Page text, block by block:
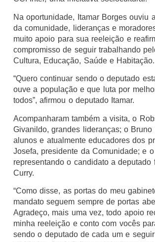
Na oportunidade, Itamar Borges ouviu
da comunidade, lideranças e
muito apoio para sua reeleição e
compromisso de seguir trabalhando
Cultura, Educação, Saúde e Habitação.
“Quero continuar sendo o deputado
ouve a população e que luta por
todos”, afirmou o deputado Itamar.
Acompanharam também a visita, o
Givanildo, grandes lideranças; o
alunos e atualmente educadores dos
Josefa, presidente da Comunidade; e
representando o candidato a deputado
Curry.
“Como disse, as portas do meu
mandato seguem sempre de portas
Agradeço, mais uma vez, todo apoio
minha reeleição e conto com vocês
sendo o deputado de cada um e